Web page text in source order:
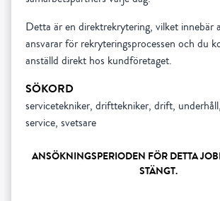
Detta är en direktrekrytering, vilket innebär
ansvarar för rekryteringsprocessen och du
anställd direkt hos kundföretaget.
SÖKORD
servicetekniker, drifttekniker, drift,
service, svetsare
ANSÖKNINGSPERIODEN FÖR DETTA
STÄNGT.